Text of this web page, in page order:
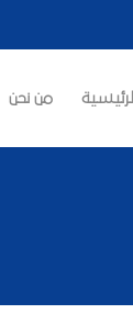
الرئيسية من نحن